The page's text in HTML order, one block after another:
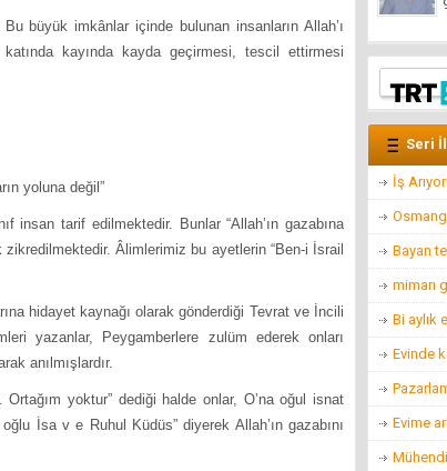
imkânlar içinde bulunan insanların Allah’ı
kayında kayda geçirmesi, tescil ettirmesi
yoluna değil”
tarif edilmektedir. Bunlar “Allah’ın gazabına
zikredilmektedir. Âlimlerimiz bu ayetlerin “Ben-i İsrail
kaynağı olarak gönderdiği Tevrat ve İncili
yazanlar, Peygamberlere zulüm ederek onları
anılmışlardır.
yoktur” dediği halde onlar, O’na oğul isnat
İsa v e Ruhul Küdüs” diyerek Allah’ın gazabını
Seri
İş
Bayan
mimarı
Bi aylık
Evinde
Evime